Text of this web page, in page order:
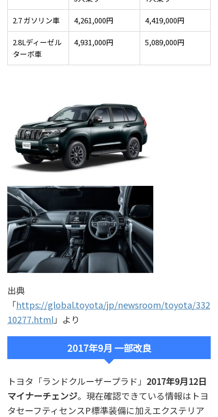
2.7 ガソリン車 4,261,000円 4,419,000円
2.8Lディーゼル
ターボ車
4,931,000円 5,089,000円
出典
「https://global.toyota/jp/newsroom/toyota/332
10277.html」より
2017年9月 一部改良
トヨタ「ランドクルーザープラド」 2017年9月12日
マイナーチェンジ。現在確認できている情報はトヨ
タセーフティセンスP標準装備に加えエクステリア